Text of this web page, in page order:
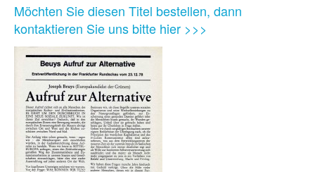
Möchten Sie diesen Titel bestellen, dann
kontaktieren Sie uns bitte hier >>>